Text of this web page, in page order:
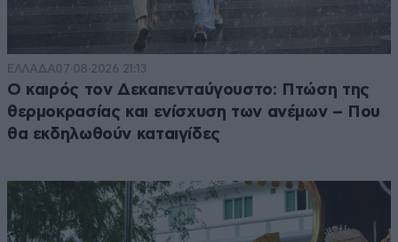
ΕΛΛΑΔΑ07·08·2026 21:13
Ο καιρός τον Δεκαπενταύγουστο: Πτώση της
θερμοκρασίας και ενίσχυση των ανέμων – Που
θα εκδηλωθούν καταιγίδες